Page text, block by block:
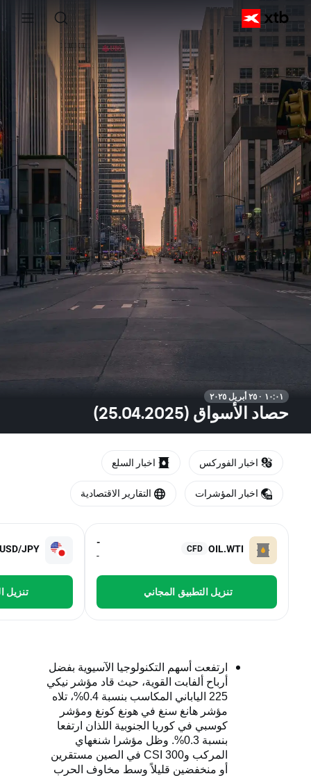
١٠:٠١ · ٢٥ أبريل ٢٠٢٥
حصاد الأسواق (25.04.2025)
OIL.WTI
CFD
-
-
تنزيل التطبيق المجاني
USD/JPY
تنزيل
ارتفعت أسهم التكنولوجيا الآسيوية بفضل
أرباح ألفابت القوية، حيث قاد مؤشر نيكي
225 الياباني المكاسب بنسبة 0.4%، تلاه
مؤشر هانغ سنغ في هونغ كونغ ومؤشر
كوسبي في كوريا الجنوبية اللذان ارتفعا
بنسبة 0.3%. وظل مؤشرا شنغهاي
المركب وCSI 300 في الصين مستقرين
أو منخفضين قليلاً وسط مخاوف الحرب
اخبار الفوركس اخبار السلع
اخبار المؤشرات التقارير الاقتصادية